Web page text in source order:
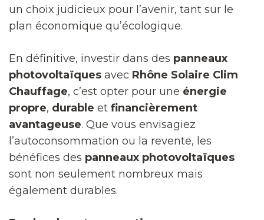
un choix judicieux pour l’avenir, tant sur le
plan économique qu’écologique.
En définitive, investir dans des panneaux
photovoltaïques avec Rhône Solaire Clim
Chauffage, c’est opter pour une énergie
propre, durable et financièrement
avantageuse. Que vous envisagiez
l’autoconsommation ou la revente, les
bénéfices des panneaux photovoltaïques
sont non seulement nombreux mais
également durables.